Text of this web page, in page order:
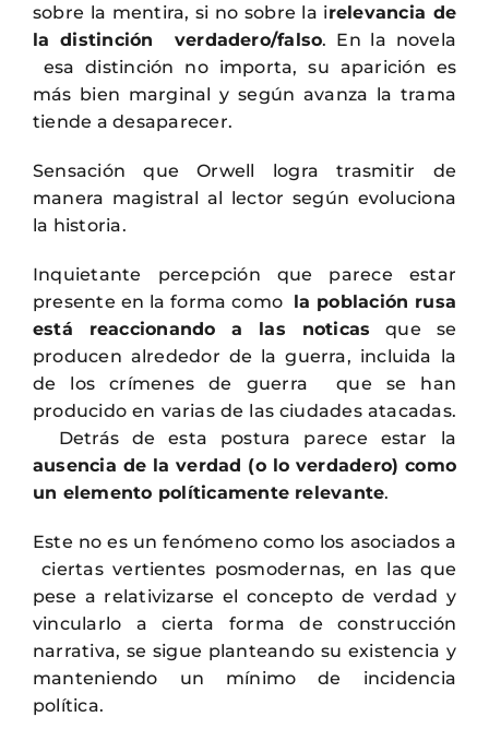
sobre la mentira, si no sobre la irelevancia de
la distinción verdadero/falso. En la novela
esa distinción no importa, su aparición es
más bien marginal y según avanza la trama
tiende a desaparecer.
Sensación que Orwell logra trasmitir de
manera magistral al lector según evoluciona
la historia.
Inquietante percepción que parece estar
presente en la forma como la población rusa
está reaccionando a las noticas que se
producen alrededor de la guerra, incluida la
de los crímenes de guerra que se han
producido en varias de las ciudades atacadas.
Detrás de esta postura parece estar la
ausencia de la verdad (o lo verdadero) como
un elemento políticamente relevante.
Este no es un fenómeno como los asociados a
ciertas vertientes posmodernas, en las que
pese a relativizarse el concepto de verdad y
vincularlo a cierta forma de construcción
narrativa, se sigue planteando su existencia y
manteniendo un mínimo de incidencia
política.